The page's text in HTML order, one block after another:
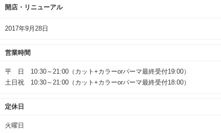
開店・リニューアル
2017年9月28日
営業時間
平 日 10:30～21:00（カット+カラーorパーマ最終受付19:00）
土日祝 10:30～21:00（カット+カラーorパーマ最終受付18:00）
定休日
火曜日